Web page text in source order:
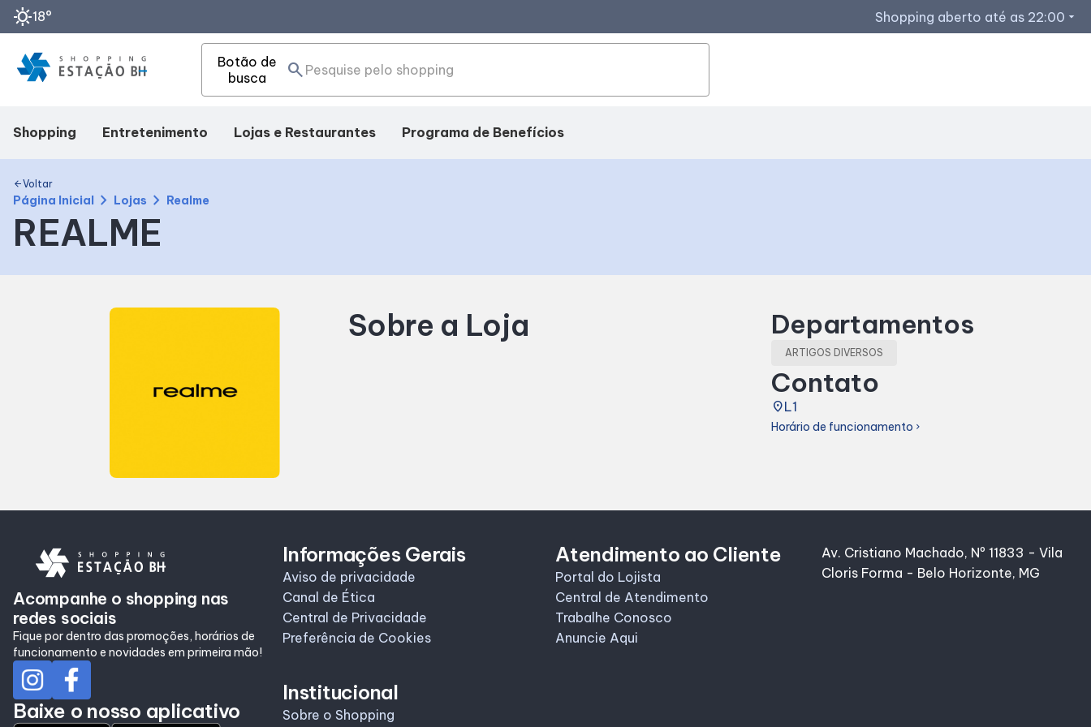
sunny18° Shopping aberto até as 22:00 arrow_drop_down
Botão de
busca
search
Shopping
Mapa Interno
Facilidades
Como Chegar
Entretenimento
Teatro
Fique por Dentro
Lojas e Restaurantes Programa de Benefícios
arrow_backVoltar
Página Inicial chevron_right Lojas chevron_right Realme
REALME
Sobre a Loja Departamentos
ARTIGOS DIVERSOS
Contato
placeL1
Horário de funcionamento chevron_right
Acompanhe o shopping nas
redes sociais
Fique por dentro das promoções, horários de
funcionamento e novidades em primeira mão!
Baixe o nosso aplicativo
Informações Gerais
Aviso de privacidade
Canal de Ética
Central de Privacidade
Preferência de Cookies
Institucional
Sobre o Shopping
Atendimento ao Cliente
Portal do Lojista
Central de Atendimento
Trabalhe Conosco
Anuncie Aqui
Av. Cristiano Machado, Nº 11833 - Vila
Cloris Forma - Belo Horizonte, MG